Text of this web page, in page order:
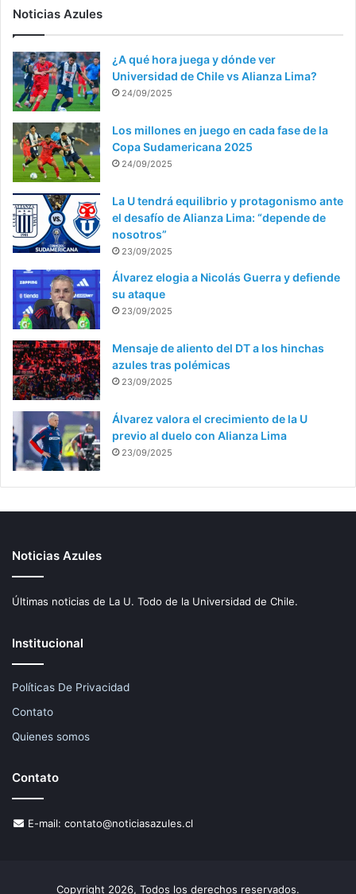
Noticias Azules
¿A qué hora juega y dónde ver
Universidad de Chile vs Alianza Lima?
24/09/2025
Los millones en juego en cada fase de la
Copa Sudamericana 2025
24/09/2025
La U tendrá equilibrio y protagonismo ante
el desafío de Alianza Lima: “depende de
nosotros”
23/09/2025
Álvarez elogia a Nicolás Guerra y defiende
su ataque
23/09/2025
Mensaje de aliento del DT a los hinchas
azules tras polémicas
23/09/2025
Álvarez valora el crecimiento de la U
previo al duelo con Alianza Lima
23/09/2025
Noticias Azules
Últimas noticias de La U. Todo de la Universidad de Chile.
Institucional
Políticas De Privacidad
Contato
Quienes somos
Contato
E-mail: contato@noticiasazules.cl
Copyright 2026, Todos los derechos reservados.